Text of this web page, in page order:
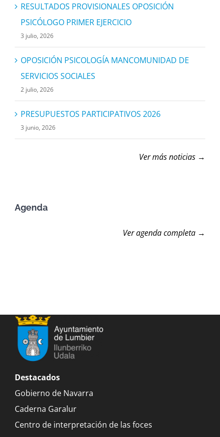
RESULTADOS PROVISIONALES OPOSICIÓN
PSICÓLOGO PRIMER EJERCICIO
3 julio, 2026
OPOSICIÓN PSICOLOGÍA MANCOMUNIDAD DE
SERVICIOS SOCIALES
2 julio, 2026
PRESUPUESTOS PARTICIPATIVOS 2026
3 junio, 2026
Ver más noticias →
Agenda
Ver agenda completa →
Destacados
Gobierno de Navarra
Caderna Garalur
Centro de interpretación de las foces